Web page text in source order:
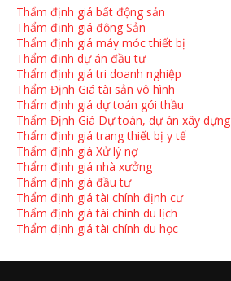
Thẩm định giá bất động sản
Thẩm định giá động Sản
Thẩm định giá máy móc thiết bị
Thẩm định dự án đầu tư
Thẩm định giá tri doanh nghiệp
Thẩm Định Giá tài sản vô hình
Thẩm định giá dự toán gói thầu
Thẩm Định Giá Dự toán, dự án xây dựng
Thẩm định giá trang thiết bị y tế
Thẩm định giá Xử lý nợ
Thẩm định giá nhà xưởng
Thẩm định giá đầu tư
Thẩm định giá tài chính định cư
Thẩm định giá tài chính du lịch
Thẩm định giá tài chính du học